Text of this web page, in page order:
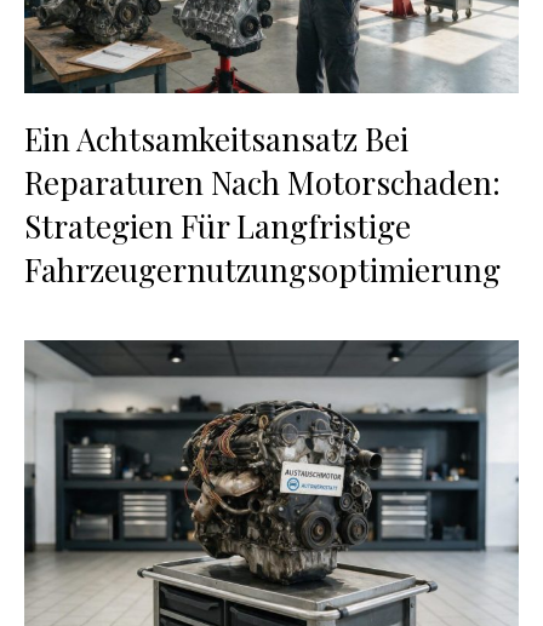
Ein Achtsamkeitsansatz Bei
Reparaturen Nach Motorschaden:
Strategien Für Langfristige
Fahrzeugernutzungsoptimierung